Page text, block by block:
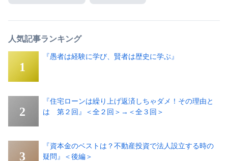
人気記事ランキング
『愚者は経験に学び、賢者は歴史に学ぶ』
『住宅ローンは繰り上げ返済しちゃダメ！その理由と
は 第２回』＜全２回＞→＜全３回＞
『資本金のベストは？不動産投資で法人設立する時の
疑問』＜後編＞